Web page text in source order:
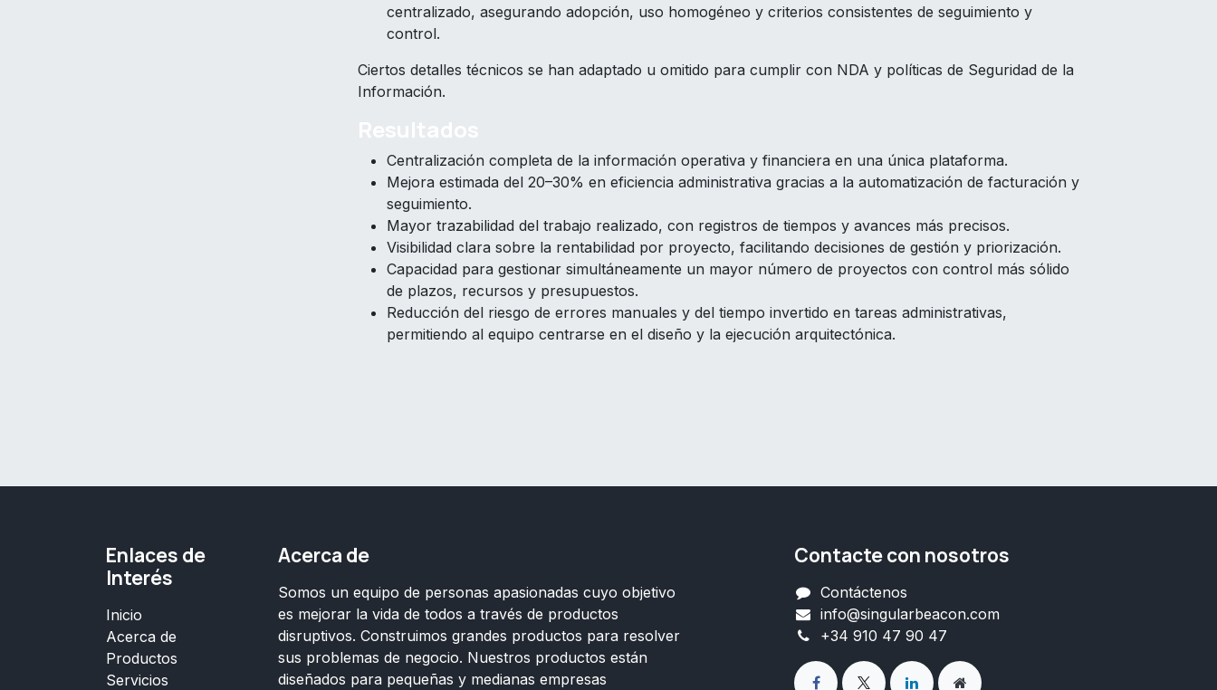
centralizado, asegurando adopción, uso homogéneo y criterios consistentes de seguimiento y
control.
Ciertos detalles técnicos se han adaptado u omitido para cumplir con NDA y políticas de Seguridad de la
Información.
Centralización completa de la información operativa y financiera en una única plataforma.
Mejora estimada del 20–30% en eficiencia administrativa gracias a la automatización de facturación y
seguimiento.
Mayor trazabilidad del trabajo realizado, con registros de tiempos y avances más precisos.
Visibilidad clara sobre la rentabilidad por proyecto, facilitando decisiones de gestión y priorización.
Capacidad para gestionar simultáneamente un mayor número de proyectos con control más sólido
de plazos, recursos y presupuestos.
Reducción del riesgo de errores manuales y del tiempo invertido en tareas administrativas,
permitiendo al equipo centrarse en el diseño y la ejecución arquitectónica.
Enlaces de
Interés
Inicio
Acerca de
Productos
Servicios
Acerca de
Somos un equipo de personas apasionadas cuyo objetivo
es mejorar la vida de todos a través de productos
disruptivos. Construimos grandes productos para resolver
sus problemas de negocio. Nuestros productos están
diseñados para pequeñas y medianas empresas
Contacte con nosotros
Contáctenos
info@singularbeacon.com
+34 910 47 90 47